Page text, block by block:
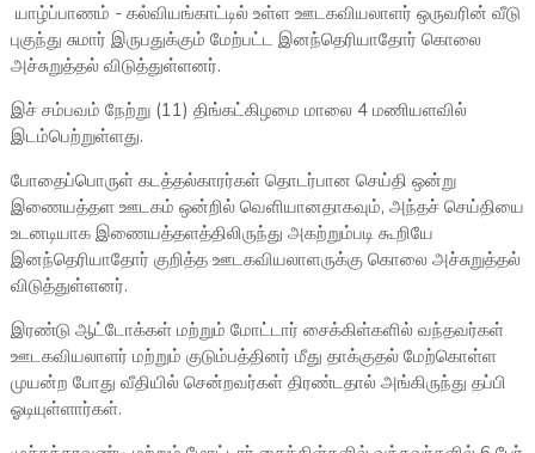
யாழ்ப்பாணம் - கல்வியங்காட்டில் உள்ள ஊடகவியலாளர் ஒருவரின் வீடு
புகுந்து சுமார் இருபதுக்கும் மேற்பட்ட இனந்தெரியாதோர் கொலை
அச்சுறுத்தல் விடுத்துள்ளனர்.
இச் சம்பவம் நேற்று (11) திங்கட்கிழமை மாலை 4 மணியளவில்
இடம்பெற்றுள்ளது.
போதைப்பொருள் கடத்தல்காரர்கள் தொடர்பான செய்தி ஒன்று
இணையத்தள ஊடகம் ஒன்றில் வெளியானதாகவும், அந்தச் செய்தியை
உடனடியாக இணையத்தளத்திலிருந்து அகற்றும்படி கூறியே
இனந்தெரியாதோர் குறித்த ஊடகவியலாளருக்கு கொலை அச்சுறுத்தல்
விடுத்துள்ளனர்.
இரண்டு ஆட்டோக்கள் மற்றும் மோட்டார் சைக்கிள்களில் வந்தவர்கள்
ஊடகவியலாளர் மற்றும் குடும்பத்தினர் மீது தாக்குதல் மேற்கொள்ள
முயன்ற போது வீதியில் சென்றவர்கள் திரண்டதால் அங்கிருந்து தப்பி
ஓடியுள்ளார்கள்.